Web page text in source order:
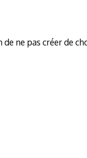
de ne pas créer de